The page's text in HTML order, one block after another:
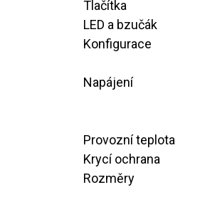
Tlačítka ​ ​ ​ ​ ​ ​ ​ ​ ​ ​
LED a bzučák ​ ​ ​ ​ ​ ​
Konfigurace ​ ​ ​ ​ ​ ​ ​ ​
Napájení ​ ​ ​ ​ ​ ​ ​ ​
Provozní teplota ​ ​ ​ ​ ​ ​​
Krycí ochrana ​ ​ ​ ​ ​
Rozměry ​ ​ ​ ​ ​ ​ ​ ​ ​